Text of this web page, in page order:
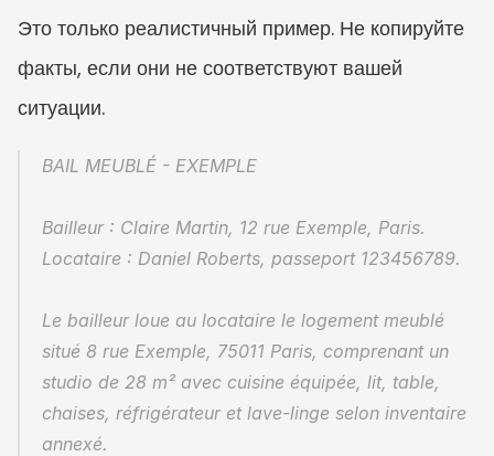
Это только реалистичный пример. Не копируйте
факты, если они не соответствуют вашей
ситуации.
BAIL MEUBLÉ - EXEMPLE
Bailleur : Claire Martin, 12 rue Exemple, Paris.
Locataire : Daniel Roberts, passeport 123456789.
Le bailleur loue au locataire le logement meublé
situé 8 rue Exemple, 75011 Paris, comprenant un
studio de 28 m² avec cuisine équipée, lit, table,
chaises, réfrigérateur et lave-linge selon inventaire
annexé.